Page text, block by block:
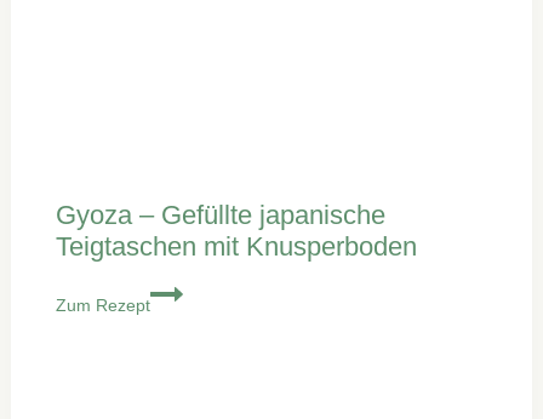
Gyoza – Gefüllte japanische
Teigtaschen mit Knusperboden
Zum Rezept
Gyoza